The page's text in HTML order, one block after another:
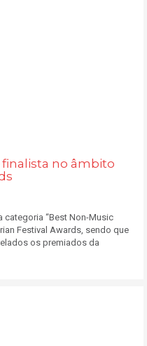
finalista no âmbito
categoria “Best Non-Music
Festival Awards, sendo que
os premiados da